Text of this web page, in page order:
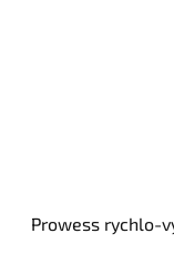
Prowess rychlo-